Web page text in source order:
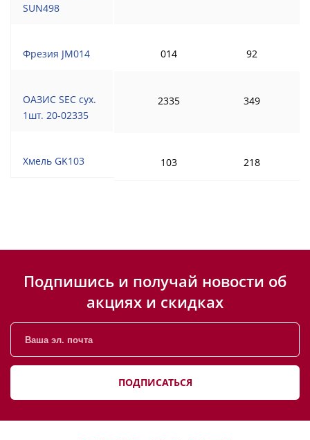
SUN498
Фрезия JM014
ОАЗИС SEC сух.
1шт. 20-02335
Хмель GK103
014 92
2335 349
103 218
Подпишись и получай новости об
акциях и скидках
ПОДПИСАТЬСЯ